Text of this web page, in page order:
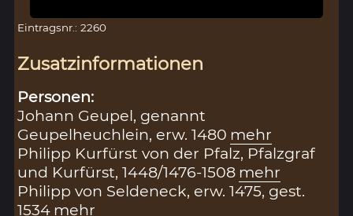
Eintragsnr.: 2260
Zusatzinformationen
Personen:
Johann Geupel, genannt
Geupelheuchlein, erw. 1480 mehr
Philipp Kurfürst von der Pfalz, Pfalzgraf
und Kurfürst, 1448/1476-1508 mehr
Philipp von Seldeneck, erw. 1475, gest.
1534 mehr